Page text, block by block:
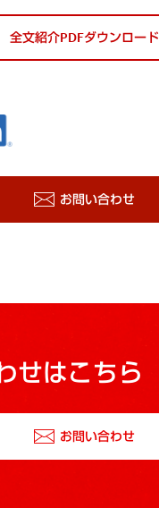
全文紹介PDFダウンロード
お問い合わせ
せはこちら
お問い合わせ